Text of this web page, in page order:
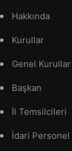
Hakkında
Kurullar
Genel Kurullar
Başkan
İl Temsilcileri
İdari Personel